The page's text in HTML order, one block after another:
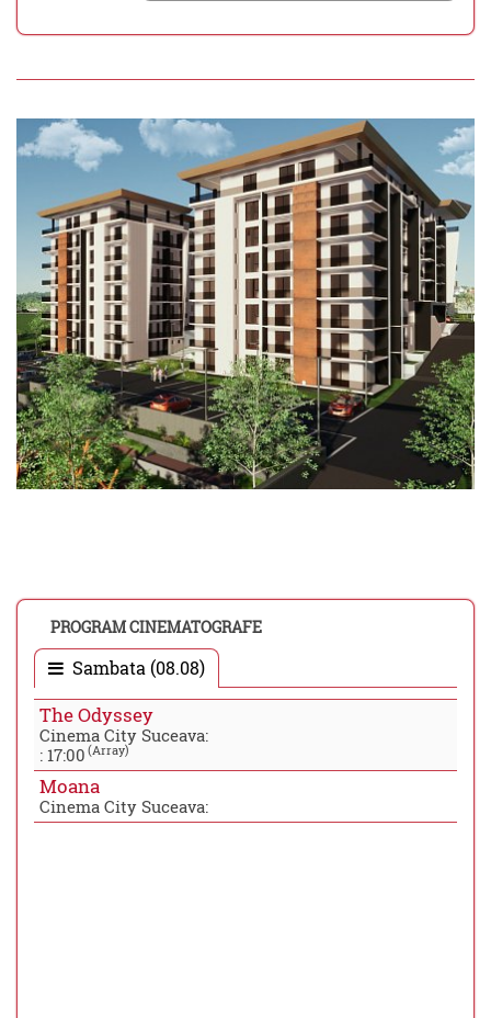
PROGRAM CINEMATOGRAFE
Sambata (08.08)
The Odyssey
Cinema City Suceava:
: 17:00 (Array)
Moana
Cinema City Suceava: